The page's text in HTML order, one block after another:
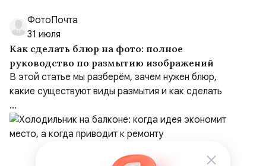
ФотоПочта
31 июля
Как сделать блюр на фото: полное
руководство по размытию изображений
В этой статье мы разберём, зачем нужен блюр,
какие существуют виды размытия и как сделать
...